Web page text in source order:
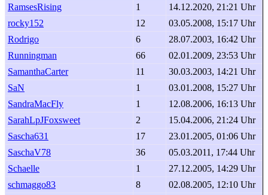
RamsesRising
1
14.12.2020, 21:21 Uhr
rocky152
12
03.05.2008, 15:17 Uhr
Rodrigo
6
28.07.2003, 16:42 Uhr
Runningman
66
02.01.2009, 23:53 Uhr
SamanthaCarter
11
30.03.2003, 14:21 Uhr
SaN
1
03.01.2008, 15:27 Uhr
SandraMacFly
1
12.08.2006, 16:13 Uhr
SarahLpJFoxsweet
2
15.04.2006, 21:24 Uhr
Sascha631
17
23.01.2005, 01:06 Uhr
SaschaV78
36
05.03.2011, 17:44 Uhr
Schaelle
1
27.12.2005, 14:29 Uhr
schmaggo83
8
02.08.2005, 12:10 Uhr